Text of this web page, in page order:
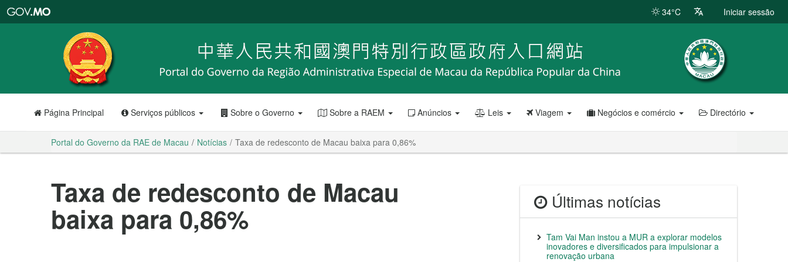
RAE
de
Macau
34°C Iniciar sessão
Página Principal Serviços públicos Sobre o Governo Sobre a RAEM Anúncios Leis Viagem Negócios e comércio Directório
Portal do Governo da RAE de Macau Notícias Taxa de redesconto de Macau baixa para 0,86%
Taxa de redesconto de Macau
baixa para 0,86%
Últimas notícias
Tam Vai Man instou a MUR a explorar modelos
inovadores e diversificados para impulsionar a
renovação urbana